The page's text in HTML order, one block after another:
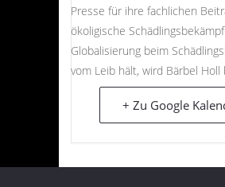
Presse für ihre fachlichen
ökoligische
Globalisierung beim
vom Leib hält, wird Bärbel Holl
+ Zu Google